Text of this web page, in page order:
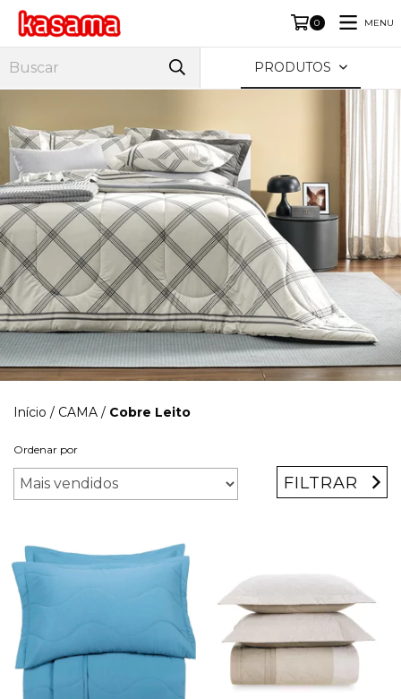
0 MENU
PRODUTOS
Início / CAMA / Cobre Leito
Ordenar por
FILTRAR